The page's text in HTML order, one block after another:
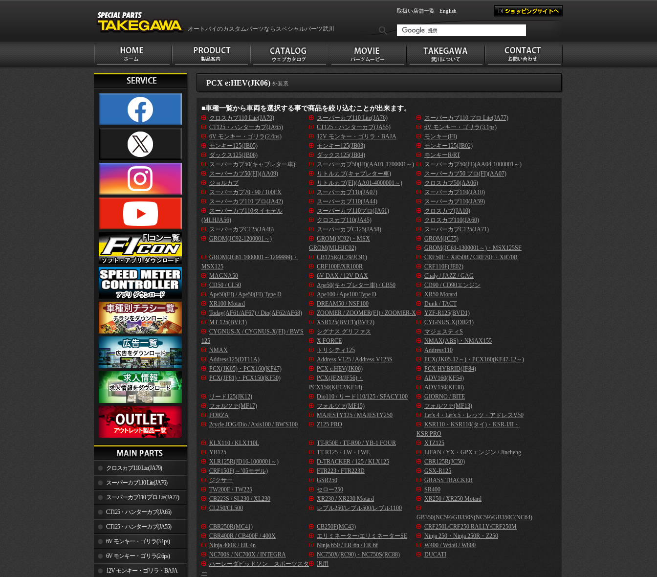
オートバイのカスタムパーツならスペシャルパーツ武川
取扱い店舗一覧 English
クロスカブ110 Lite(JA79)
スーパーカブ110 Lite(JA76)
スーパーカブ110 プロ Lite(JA77)
CT125・ハンターカブ(JA65)
CT125・ハンターカブ(JA55)
6V モンキー・ゴリラ(3.1ps)
6V モンキー・ゴリラ(2.6ps)
12V モンキー・ゴリラ・BAJA
PCX e:HEV(JK06) 外装系
■車種一覧から車両を選択する事で商品を絞り込むことが出来ます。
クロスカブ110 Lite(JA79) スーパーカブ110 Lite(JA76)
スーパーカブ110 プロ Lite(JA77)
CT125・ハンターカブ(JA65)
CT125・ハンターカブ(JA55)
6V モンキー・ゴリラ(3.1ps)
6V モンキー・ゴリラ(2.6ps)
12V モンキー・ゴリラ・BAJA
モンキー(FI)
モンキー125(JB05)
モンキー125(JB03)
モンキー125(JB02)
ダックス125(JB06)
ダックス125(JB04)
モンキーR/RT
スーパーカブ50(キャブレター車)
スーパーカブ50(FI)(AA01-1700001～)
スーパーカブ50(FI)(AA04-1000001～)
スーパーカブ50(FI)(AA09)
リトルカブ(キャブレター車)
スーパーカブ50 プロ(FI)(AA07)
ジョルカブ
リトルカブ(FI)(AA01-4000001～)
クロスカブ50(AA06)
スーパーカブ70 / 90 / 100EX
スーパーカブ110(JA07)
スーパーカブ110(JA10)
スーパーカブ110 プロ(JA42)
スーパーカブ110(JA44)
スーパーカブ110(JA59)
スーパーカブ110タイモデル
(MLHJA56)
スーパーカブ110プロ(JA61)
クロスカブ(JA10)
クロスカブ110(JA45)
クロスカブ110(JA60)
スーパーカブC125(JA48)
スーパーカブC125(JA58)
スーパーカブC125(JA71)
GROM(JC92-1200001～)
GROM(JC92)・MSX
GROM(MLHJC92)
GROM(JC75)
GROM(JC61-1300001～)・MSX125SF
GROM(JC61-1000001～1299999)・
MSX125
CB125R(JC79/JC91)
CRF50F・XR50R / CRF70F・XR70R
CRF100F/XR100R
CRF110F(JE02)
MAGNA50
6V DAX / 12V DAX
Chaly / JAZZ / GAG
CD50 / CL50
Ape50(キャブレター車) / CB50
CD90 / CD90エンジン
Ape50(FI) / Ape50(FI) Type D
Ape100 / Ape100 Type D
XR50 Motard
XR100 Motard
DREAM50 / NSF100
Dunk / TACT
Today(AF61/AF67) / Dio(AF62/AF68)
ZOOMER / ZOOMER(FI) / ZOOMER-X
YZF-R125(BVD1)
MT-125(BVE1)
XSR125(BVF1)(BVF2)
CYGNUS-X(DR21)
CYGNUS-X / CYGNUS-X(FI) / BW'S
125
シグナス グリファス
マジェスティS
X FORCE
NMAX(ABS)・NMAX155
NMAX
トリシティ125
Address110
Address125(DT11A)
Address V125 / Address V125S
PCX(JK05-12～)・PCX160(KF47-12～)
PCX(JK05)・PCX160(KF47)
PCX e:HEV(JK06)
PCX HYBRID(JF84)
PCX(JF81)・PCX150(KF30)
PCX(JF28/JF56)・
PCX150(KF12/KF18)
ADV160(KF54)
ADV150(KF38)
リード125(JK12)
Dio110 / リード110/125 / SPACY100
GIORNO / BITE
フォルツァ(MF17)
フォルツァ(MF15)
フォルツァ(MF13)
FORZA
MAJESTY125 / MAJESTY250
Let's 4・Let's 5・レッツ・アドレスV50
2cycle JOG/Dio / Axis100 / BW'S100
Z125 PRO
KSR110・KSR110(タイ)・KSR-I/II・
KSR PRO
KLX110 / KLX110L
TT-R50E / TT-R90 / YB-1 FOUR
XTZ125
YB125
TT-R125・LW・LWE
LIFAN / YX・GPXエンジン / Jincheng
XLR125R(JD16-1000001～)
D-TRACKER / 125 / KLX125
CBR125R(JC50)
CRF150F(～’05モデル)
FTR223 / FTR223D
GSX-R125
ジクサー
GSR250
GRASS TRACKER
TW200E / TW225
セロー250
SR400
CB223S / SL230 / XL230
XR230 / XR230 Motard
XR250 / XR250 Motard
CL250/CL500
レブル250/レブル500/レブル1100
GB350(NC59)/GB350S(NC59)/GB350C(NC64)
CBR250R(MC41)
CB250F(MC43)
CRF250L/CRF250 RALLY/CRF250M
CBR400R / CB400F / 400X
エリミネーター/エリミネーターSE
Ninja 250・Ninja 250R・Z250
Ninja 400R / ER-4n
Ninja 650 / ER-6n / ER-6f
W400 / W650 / W800
NC700S / NC700X / INTEGRA
NC750X(RC90)・NC750S(RC88)
DUCATI
ハーレーダビッドソン スポーツスタ
ー
汎用